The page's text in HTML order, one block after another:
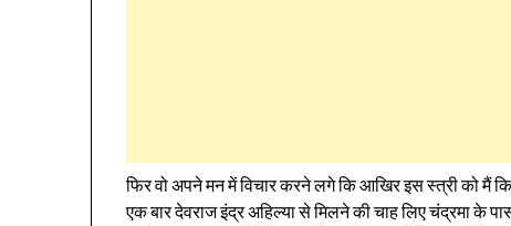
फिर वो अपने मन में विचार करने लगे कि आखिर इस स्त्री को
एक बार देवराज इंद्र अहिल्या से मिलने की चाह लिए चंद्रमा के